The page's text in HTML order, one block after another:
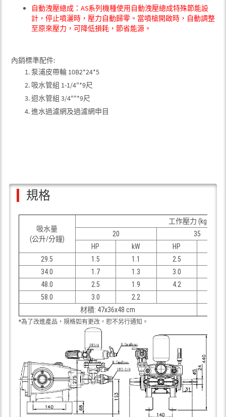
自動洩壓總成：AS系列機種使用自動洩壓總成特殊節能設
計，停止噴灑時，壓力自動歸零。當噴槍開啟時，自動調整
至原來壓力，可降低損耗，節省能源。
內銷標準配件:
泵浦皮帶輪 10B2*24*5
吸水管組 1-1/4"*9尺
迴水管組 3/4""*9尺
進水過濾網及過濾網申目
規格
吸水量
(公升/分鐘)
工作壓力 (kgf/cm
20
35
HP
kW HP
29.5
1.5 1.1 2.5
34.0
1.7 1.3 3.0
48.0
2.5 1.9 4.2
58.0
3.0
2.2
材積: 47x36x48 cm
*為了改進產品，規格如有更改，恕不另行通知。